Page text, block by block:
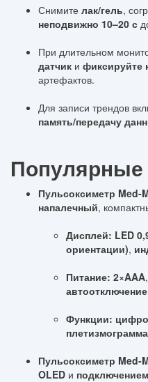
Снимите лак/гель,
неподвижно 10–20 с
При длительном
датчик и фиксируйте
артефактов.
Для записи трендов
память/передачу
Пульсоксиметр Med-
напалечный,
Дисплей: LED
ориентации),
Питание: 2×AAA
автоотключение
Функции:
плетизмограмма
Пульсоксиметр Med-
OLED и